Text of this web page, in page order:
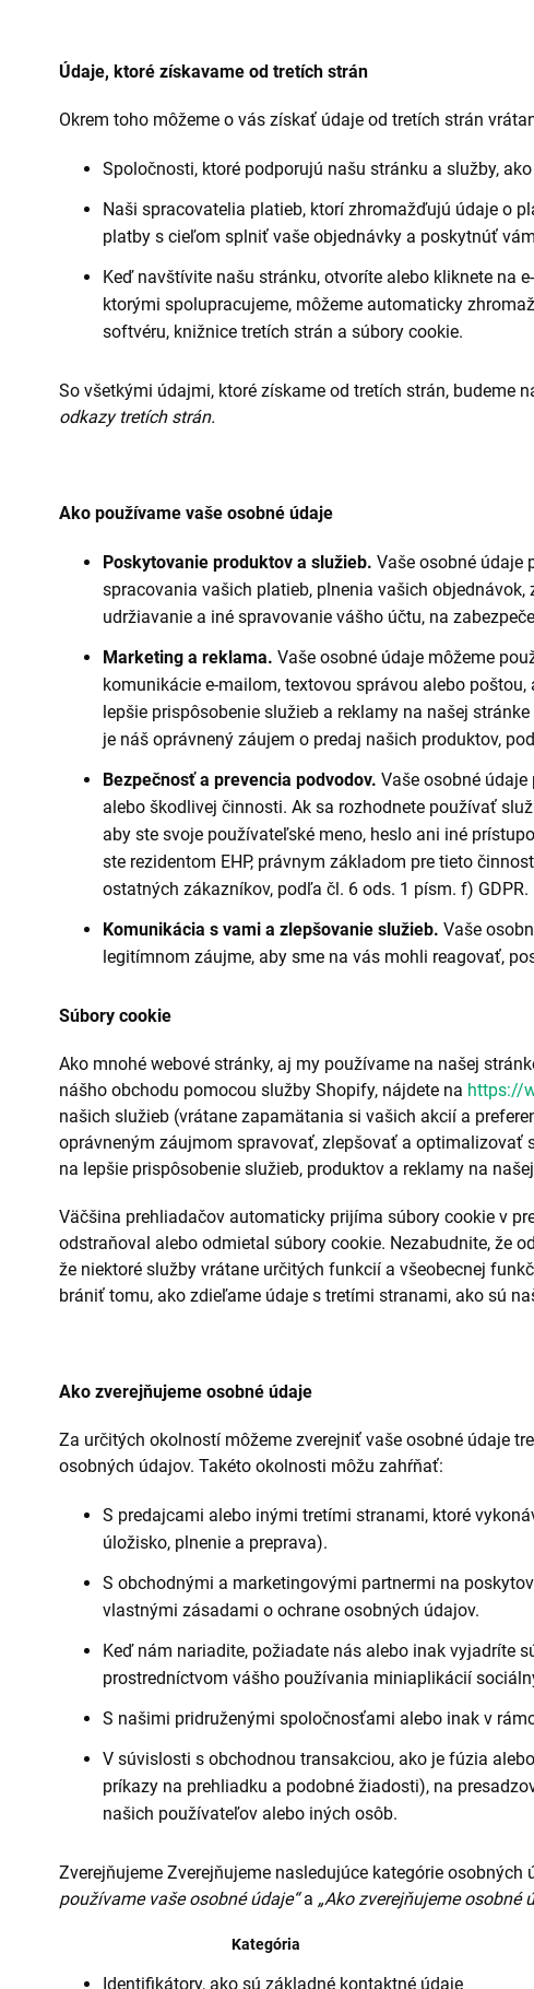
Údaje, ktoré získavame od tretích strán
Okrem toho môžeme o vás získať údaje od tretích strán
Spoločnosti, ktoré podporujú našu stránku a služby,
Naši spracovatelia platieb, ktorí zhromažďujú údaje o
platby s cieľom splniť vaše objednávky a poskytnúť
Keď navštívite našu stránku, otvoríte alebo kliknete na
ktorými spolupracujeme, môžeme automaticky
softvéru, knižnice tretích strán a súbory cookie.
So všetkými údajmi, ktoré získame od tretích strán, budeme
odkazy tretích strán.
Ako používame vaše osobné údaje
Poskytovanie produktov a služieb. Vaše osobné údaje
spracovania vašich platieb, plnenia vašich
udržiavanie a iné spravovanie vášho účtu, na
Marketing a reklama. Vaše osobné údaje môžeme
komunikácie e-mailom, textovou správou alebo
lepšie prispôsobenie služieb a reklamy na našej
je náš oprávnený záujem o predaj našich produktov,
Bezpečnosť a prevencia podvodov. Vaše osobné
alebo škodlivej činnosti. Ak sa rozhodnete používať
aby ste svoje používateľské meno, heslo ani iné
ste rezidentom EHP, právnym základom pre tieto
ostatných zákazníkov, podľa čl. 6 ods. 1 písm. f) GDPR.
Komunikácia s vami a zlepšovanie služieb. Vaše
legitímnom záujme, aby sme na vás mohli reagovať,
Súbory cookie
Ako mnohé webové stránky, aj my používame na našej
nášho obchodu pomocou služby Shopify, nájdete na https://
našich služieb (vrátane zapamätania si vašich akcií a
oprávneným záujmom spravovať, zlepšovať a
na lepšie prispôsobenie služieb, produktov a reklamy na
Väčšina prehliadačov automaticky prijíma súbory cookie v
odstraňoval alebo odmietal súbory cookie. Nezabudnite, že
že niektoré služby vrátane určitých funkcií a všeobecnej
brániť tomu, ako zdieľame údaje s tretími stranami, ako sú
Ako zverejňujeme osobné údaje
Za určitých okolností môžeme zverejniť vaše osobné údaje
osobných údajov. Takéto okolnosti môžu zahŕňať:
S predajcami alebo inými tretími stranami, ktoré
úložisko, plnenie a preprava).
S obchodnými a marketingovými partnermi na
vlastnými zásadami o ochrane osobných údajov.
Keď nám nariadite, požiadate nás alebo inak vyjadríte
prostredníctvom vášho používania miniaplikácií
S našimi pridruženými spoločnosťami alebo inak v
V súvislosti s obchodnou transakciou, ako je fúzia
príkazy na prehliadku a podobné žiadosti), na
našich používateľov alebo iných osôb.
Zverejňujeme Zverejňujeme nasledujúce kategórie
používame vaše osobné údaje“ a „Ako zverejňujeme osobné
Kategória
Identifikátory, ako sú základné kontaktné údaje